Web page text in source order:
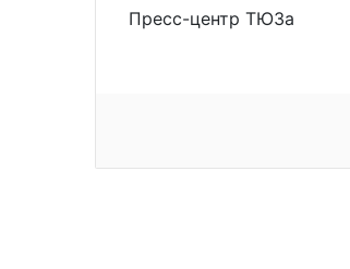
Пресс-центр ТЮЗа